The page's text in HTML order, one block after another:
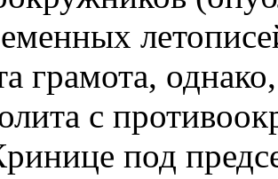
грамота,
с
под